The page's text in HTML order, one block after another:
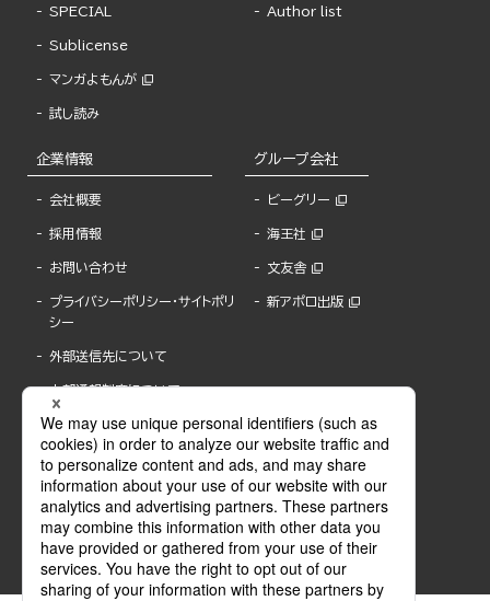
SPECIAL
Sublicense
マンガよもんが
試し読み
Author list
企業情報
会社概要
採用情報
お問い合わせ
プライバシーポリシー・サイトポリ
シー
外部送信先について
内部通報制度について
グループ会社
ビーグリー
海王社
文友舎
新アポロ出版